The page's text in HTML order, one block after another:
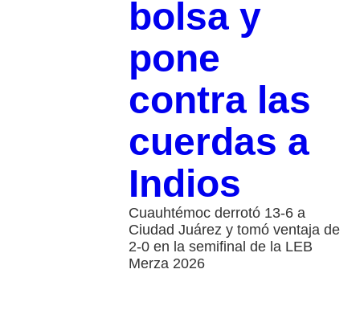
bolsa y
pone
contra las
cuerdas a
Indios
Cuauhtémoc derrotó 13-6 a
Ciudad Juárez y tomó ventaja de
2-0 en la semifinal de la LEB
Merza 2026